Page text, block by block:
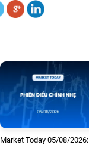
Market Today 05/08/2026: